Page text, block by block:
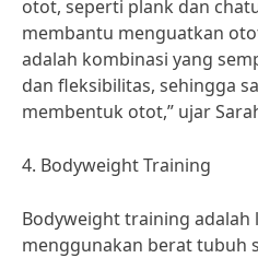
otot, seperti plank dan
membantu menguatkan
adalah kombinasi yang
dan fleksibilitas, sehingga
membentuk otot,” ujar
4. Bodyweight Training
Bodyweight training adalah
menggunakan berat tubuh